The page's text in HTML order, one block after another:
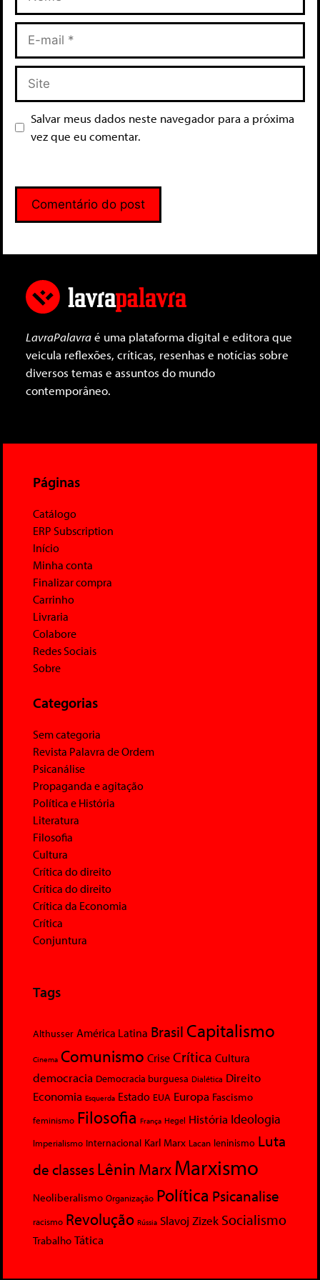
Salvar meus dados neste navegador para a próxima
vez que eu comentar.
LavraPalavraé uma plataforma digital e editora que
veicula reflexões, críticas, resenhas e notícias sobre
diversos temas e assuntos do mundo
contemporâneo.
Páginas
Catálogo
ERP Subscription
Início
Minha conta
Finalizar compra
Carrinho
Livraria
Colabore
Redes Sociais
Sobre
Categorias
Sem categoria
Revista Palavra de Ordem
Psicanálise
Propaganda e agitação
Política e História
Literatura
Filosofia
Cultura
Crítica do direito
Crítica do direito
Crítica da Economia
Crítica
Conjuntura
Tags
Althusser América Latina Brasil Capitalismo
Cinema Comunismo Crise Crítica Cultura
democracia Democracia burguesa Dialética Direito
Economia Esquerda Estado EUA Europa Fascismo
feminismo Filosofia França Hegel História Ideologia
Imperialismo Internacional Karl Marx Lacan leninismo Luta
de classesLênin MarxMarxismo
Neoliberalismo Organização Política Psicanalise
racismo Revolução Rússia Slavoj Zizek Socialismo
Trabalho Tática